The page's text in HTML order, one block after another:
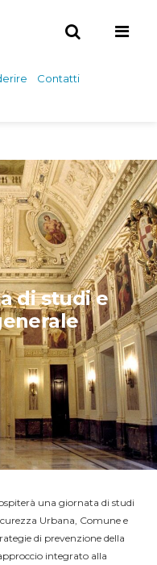
Contatti
di studi e
una giornata di studi
Urbana, Comune e
di prevenzione della
integrato alla